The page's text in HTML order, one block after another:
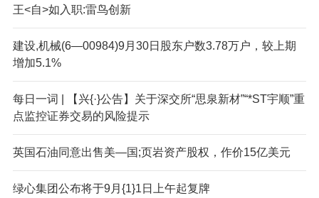
王<自>如入职:雷鸟创新
建设,机械(6—00984)9月30日股东户数3.78万户，较上期
增加5.1%
每日一词 | 【兴{·}公告】关于深交所“思泉新材”“*ST宇顺”重
点监控证券交易的风险提示
英国石油同意出售美—国;页岩资产股权，作价15亿美元
绿心集团公布将于9月{1}1日上午起复牌